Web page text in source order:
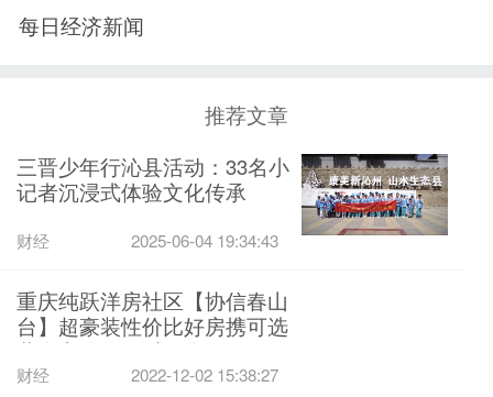
每日经济新闻
推荐文章
三晋少年行沁县活动：33名小
记者沉浸式体验文化传承
财经 2025-06-04 19:34:43
重庆纯跃洋房社区【协信春山
台】超豪装性价比好房携可选
黄金车位，限时发售！
财经 2022-12-02 15:38:27